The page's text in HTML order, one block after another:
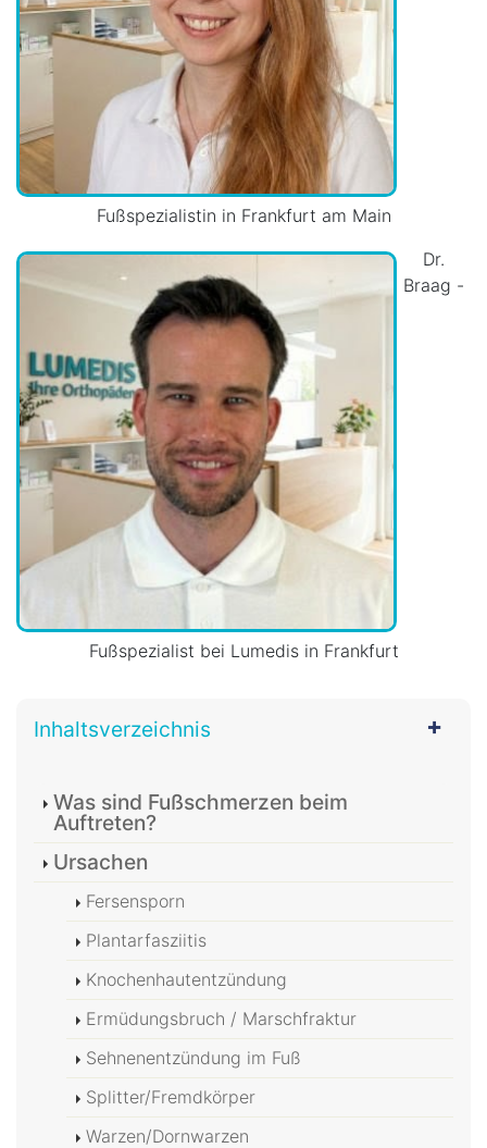
Fußspezialistin in Frankfurt am Main
Dr.
Braag -
Fußspezialist bei Lumedis in Frankfurt
Inhaltsverzeichnis
Was sind Fußschmerzen beim
Auftreten?
Ursachen
Fersensporn
Plantarfasziitis
Knochenhautentzündung
Ermüdungsbruch / Marschfraktur
Sehnenentzündung im Fuß
Splitter/Fremdkörper
Warzen/Dornwarzen